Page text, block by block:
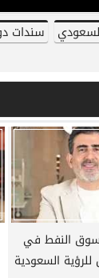
سندات
النفط في
السعودية